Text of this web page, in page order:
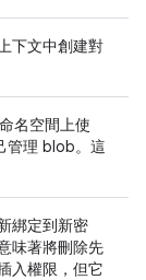
下文中創建對
名空間上使
管理 blob。這
綁定到新密
味著將刪除先
入權限，但它